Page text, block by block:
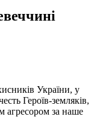
України, у
Героїв-земляків,
агресором за наше